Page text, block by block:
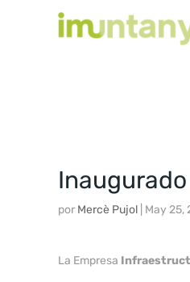
por Mercè Pujol May 25,
La Empresa